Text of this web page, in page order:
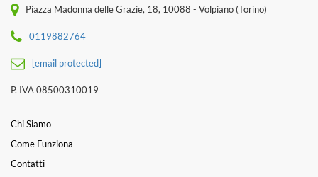
Piazza Madonna delle Grazie, 18, 10088 - Volpiano (Torino)
0119882764
[email protected]
P. IVA 08500310019
Chi Siamo
Come Funziona
Contatti